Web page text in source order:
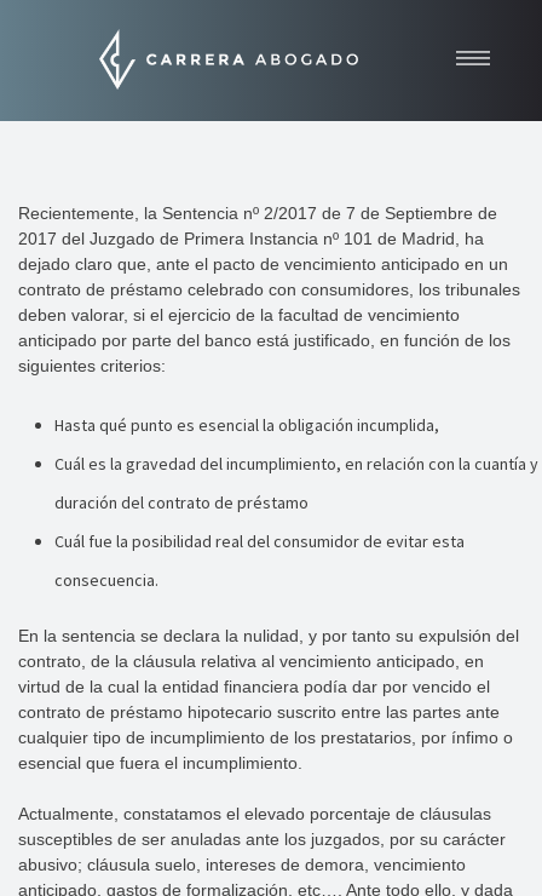
Áreas de práctica
Contacto
Noticias
Recientemente, la Sentencia nº 2/2017 de 7 de Septiembre de
2017 del Juzgado de Primera Instancia nº 101 de Madrid, ha
dejado claro que, ante el pacto de vencimiento anticipado en un
contrato de préstamo celebrado con consumidores, los tribunales
deben valorar, si el ejercicio de la facultad de vencimiento
anticipado por parte del banco está justificado, en función de los
siguientes criterios:
Hasta qué punto es esencial la obligación incumplida,
Cuál es la gravedad del incumplimiento, en relación con la cuantía y
duración del contrato de préstamo
Cuál fue la posibilidad real del consumidor de evitar esta
consecuencia.
En la sentencia se declara la nulidad, y por tanto su expulsión del
contrato, de la cláusula relativa al vencimiento anticipado, en
virtud de la cual la entidad financiera podía dar por vencido el
contrato de préstamo hipotecario suscrito entre las partes ante
cualquier tipo de incumplimiento de los prestatarios, por ínfimo o
esencial que fuera el incumplimiento.
Actualmente, constatamos el elevado porcentaje de cláusulas
susceptibles de ser anuladas ante los juzgados, por su carácter
abusivo; cláusula suelo, intereses de demora, vencimiento
anticipado, gastos de formalización, etc…. Ante todo ello, y dada